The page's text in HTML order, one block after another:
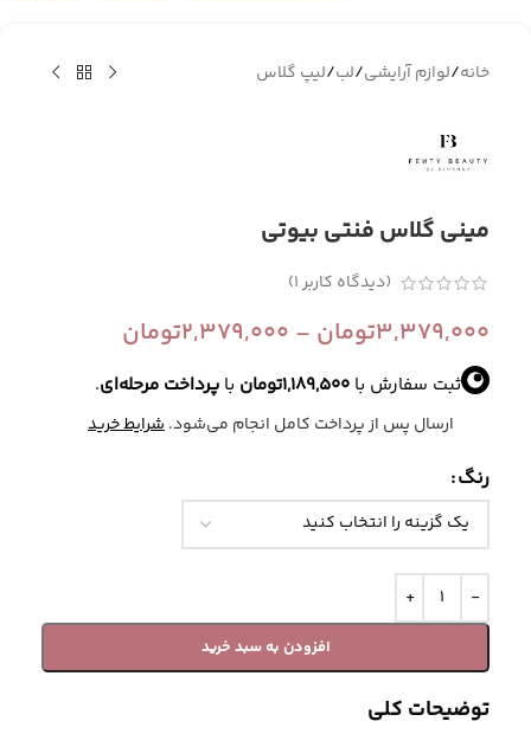
خانه/لوازم آرایشی/لب/لیپ گلاس
مینی گلاس فنتی بیوتی
(دیدگاه کاربر1
)
3,379,000تومان –
2,379,000تومان
ثبت سفارش با 1,189,500تومان با پرداخت مرحله‌ای.
ارسال پس از پرداخت کامل انجام می‌شود.شرایط خرید
رنگ
افزودن به سبد خرید
توضیحات کلی